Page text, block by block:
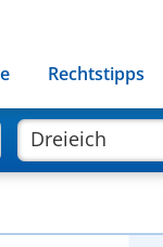
Rechtstipps